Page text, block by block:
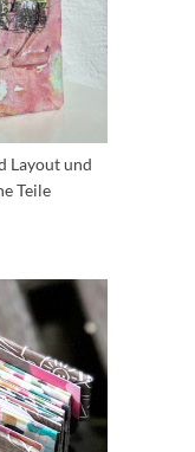
Layout und
Teile